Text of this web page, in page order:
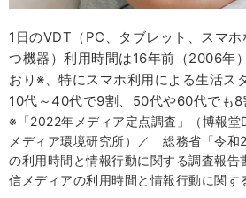
1日のVDT（PC、タブレット、スマ
つ機器）利用時間は16年前（2006年
おり※、特にスマホ利用による生活ス
10代～40代で9割、50代や60代でも8
※「2022年メディア定点調査」（博報堂
メディア環境研究所）／ 総務省「令和
の利用時間と情報行動に関する調査報告
信メディアの利用時間と情報行動に関す